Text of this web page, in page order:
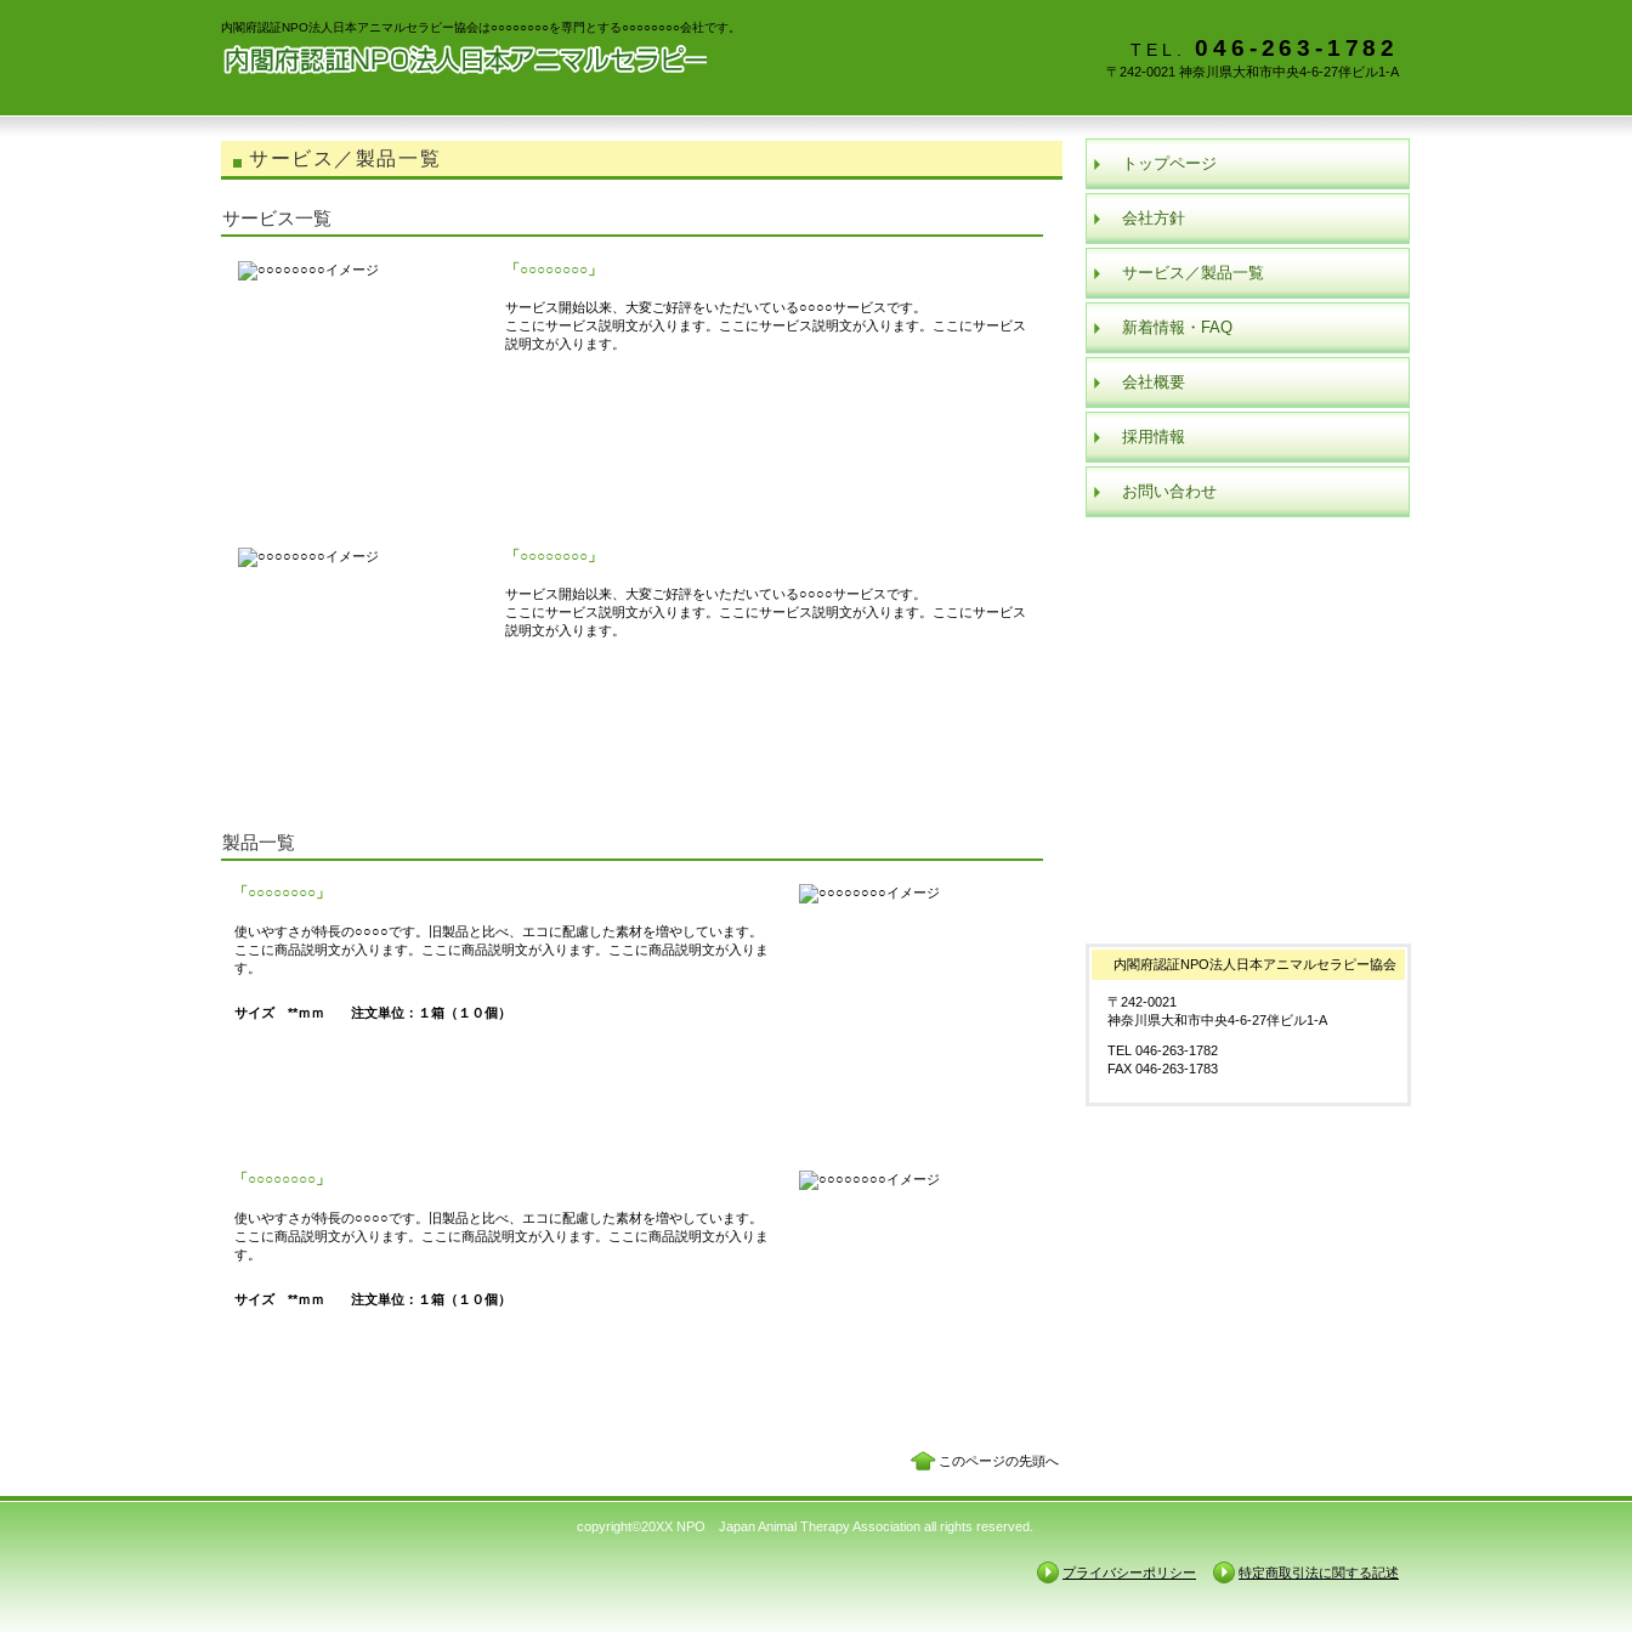
内閣府認証NPO法人日本アニマルセラピー協会は○○○○○○○○を専門とする○○○○○○○○会社です。
TEL.046-263-1782
〒242-0021 神奈川県大和市中央4-6-27伴ビル1-A
サービス／製品一覧
サービス一覧
「○○○○○○○○」
サービス開始以来、大変ご好評をいただいている○○○○サービスです。
ここにサービス説明文が入ります。ここにサービス説明文が入ります。ここにサービス
説明文が入ります。
「○○○○○○○○」
サービス開始以来、大変ご好評をいただいている○○○○サービスです。
ここにサービス説明文が入ります。ここにサービス説明文が入ります。ここにサービス
説明文が入ります。
製品一覧
「○○○○○○○○」
使いやすさが特長の○○○○です。旧製品と比べ、エコに配慮した素材を増やしています。
ここに商品説明文が入ります。ここに商品説明文が入ります。ここに商品説明文が入りま
す。
サイズ **ｍｍ 注文単位：１箱（１０個）
「○○○○○○○○」
使いやすさが特長の○○○○です。旧製品と比べ、エコに配慮した素材を増やしています。
ここに商品説明文が入ります。ここに商品説明文が入ります。ここに商品説明文が入りま
す。
サイズ **ｍｍ 注文単位：１箱（１０個）
このページの先頭へ
トップページ
会社方針
サービス／製品一覧
新着情報・FAQ
会社概要
採用情報
お問い合わせ
内閣府認証NPO法人日本アニマルセラピー協会
〒242-0021
神奈川県大和市中央4-6-27伴ビル1-A
TEL 046-263-1782
FAX 046-263-1783
copyright©20XX NPO Japan Animal Therapy Association all rights reserved.
プライバシーポリシー 特定商取引法に関する記述